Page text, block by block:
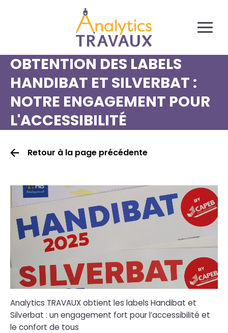
Panneau de gestion des cookies
OBTENTION DES LABELS
HANDIBAT ET SILVERBAT :
NOTRE ENGAGEMENT POUR
L'ACCESSIBILITÉ
Retour à la page précédente
Analytics TRAVAUX obtient les labels Handibat et
Silverbat : un engagement fort pour l’accessibilité et
le confort de tous